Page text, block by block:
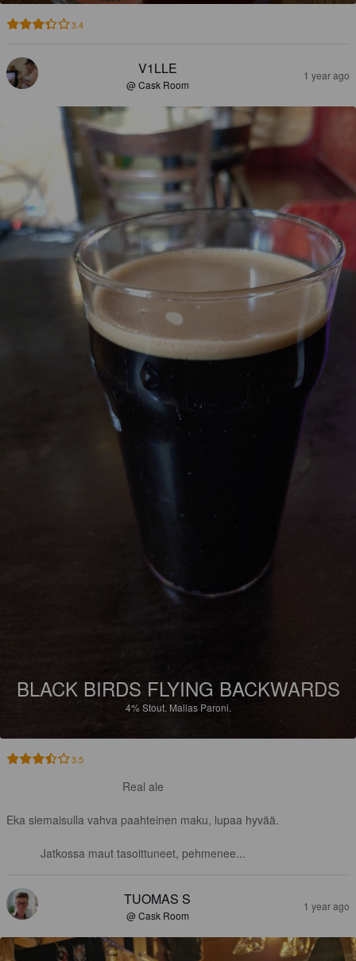
3.4
V1LLE
@ Cask Room
1 year ago
BLACK BIRDS FLYING BACKWARDS
4%Stout. Mallas Paroni.
3.5
Real ale
Eka siemaisulla vahva paahteinen maku, lupaa hyvää.
Jatkossa maut tasoittuneet, pehmenee...
TUOMAS S
@ Cask Room
1 year ago